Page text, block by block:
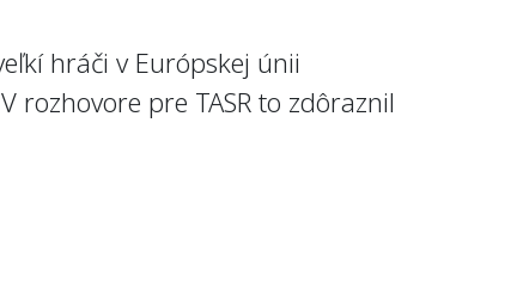
hráči v Európskej únii
rozhovore pre TASR to zdôraznil